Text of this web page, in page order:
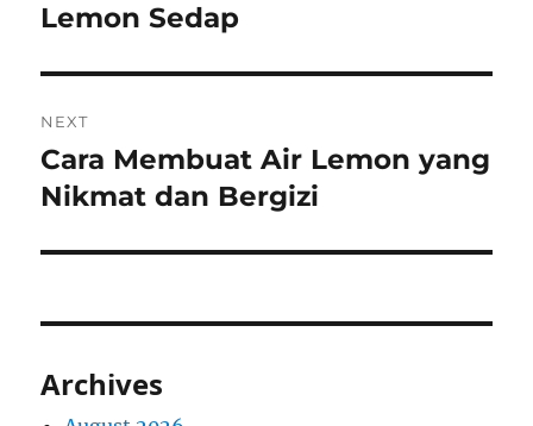
post:
Lemon Sedap
NEXT
Next
post:
Cara Membuat Air Lemon yang
Nikmat dan Bergizi
Archives